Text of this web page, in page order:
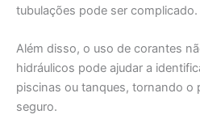
tubulações pode ser complicado.
Além disso, o uso de corantes
hidráulicos pode ajudar a
piscinas ou tanques, tornando o
seguro.